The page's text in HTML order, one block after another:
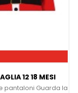
12 18 MESI
pantaloni Guarda la